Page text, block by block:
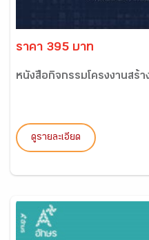
ราคา 395 บาท
หนังสือกิจกรรมโครงงานสร้
ดูรายละเอียด